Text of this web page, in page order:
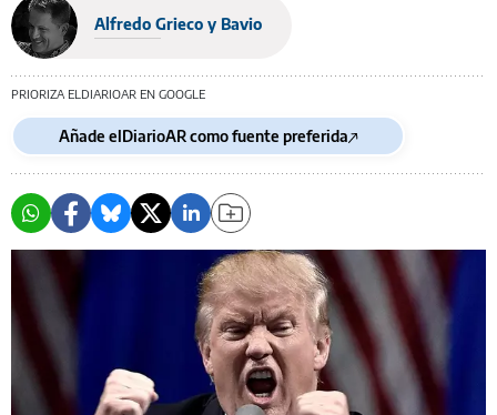
Alfredo Grieco y Bavio
PRIORIZA ELDIARIOAR EN GOOGLE
Añade elDiarioAR como fuente preferida